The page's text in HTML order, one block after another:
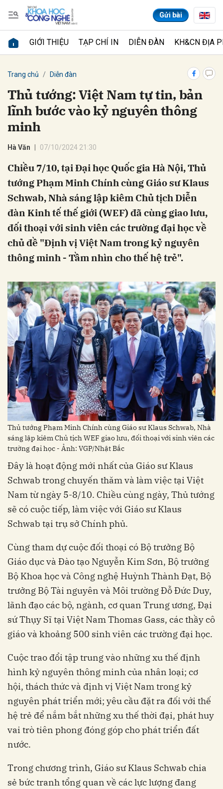
Gửi bài
GIỚI THIỆU TẠP CHÍ IN DIỄN ĐÀN KH&CN ĐỊA
Trang chủ Diễn đàn
Thủ tướng: Việt Nam tự tin, bản
lĩnh bước vào kỷ nguyên thông
minh
Hà Văn 07/10/2024 21:30
Chiều 7/10, tại Đại học Quốc gia Hà Nội, Thủ
tướng Phạm Minh Chính cùng Giáo sư Klaus
Schwab, Nhà sáng lập kiêm Chủ tịch Diễn
đàn Kinh tế thế giới (WEF) đã cùng giao lưu,
đối thoại với sinh viên các trường đại học về
chủ đề "Định vị Việt Nam trong kỷ nguyên
thông minh - Tầm nhìn cho thế hệ trẻ".
Thủ tướng Phạm Minh Chính cùng Giáo sư Klaus Schwab, Nhà
sáng lập kiêm Chủ tịch WEF giao lưu, đối thoại với sinh viên các
trường đại học - Ảnh: VGP/Nhật Bắc
Đây là hoạt động mới nhất của Giáo sư Klaus
Schwab trong chuyến thăm và làm việc tại Việt
Nam từ ngày 5-8/10. Chiều cùng ngày, Thủ tướng
sẽ có cuộc tiếp, làm việc với Giáo sư Klaus
Schwab tại trụ sở Chính phủ.
Cùng tham dự cuộc đối thoại có Bộ trưởng Bộ
Giáo dục và Đào tạo Nguyễn Kim Sơn, Bộ trưởng
Bộ Khoa học và Công nghệ Huỳnh Thành Đạt, Bộ
trưởng Bộ Tài nguyên và Môi trường Đỗ Đức Duy,
lãnh đạo các bộ, ngành, cơ quan Trung ương, Đại
sứ Thụy Sĩ tại Việt Nam Thomas Gass, các thầy cô
giáo và khoảng 500 sinh viên các trường đại học.
Cuộc trao đổi tập trung vào những xu thế định
hình kỷ nguyên thông minh của nhân loại; cơ
hội, thách thức và định vị Việt Nam trong kỷ
nguyên phát triển mới; yêu cầu đặt ra đối với thế
hệ trẻ để nắm bắt những xu thế thời đại, phát huy
vai trò tiên phong đóng góp cho phát triển đất
nước.
Trong chương trình, Giáo sư Klaus Schwab chia
sẻ bức tranh tổng quan về các lực lượng đang
Gửi bình luận
Hủy Gửi